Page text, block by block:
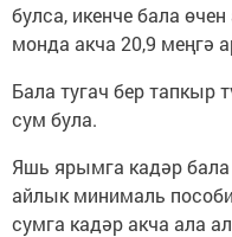
булса, икенче бала
монда акча 20,9 меңгә
Бала тугач бер тапкыр
сум була.
Яшь ярымга кадәр бала
айлык минималь
сумга кадәр акча ала